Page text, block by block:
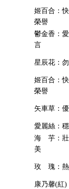
姬百合：
榮譽
鬱金香：
言
星辰花：
姬百合：快
榮譽
矢車草：
愛麗絲：
海 芋：壯
美
玫 瑰：
康乃馨(紅)